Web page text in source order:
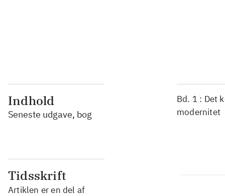
Indhold
Seneste udgave, bog
Bd. 1 : Det
modernitet
Tidsskrift
Artiklen er en del af